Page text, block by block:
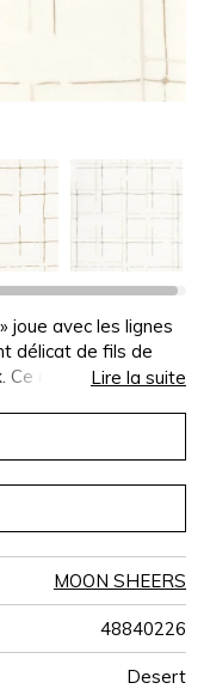
joue avec les lignes
délicat de fils de
Ce dialogue subtil
et sophistiqué,
lumière en
Lire la suite
MOON SHEERS
48840226
Desert